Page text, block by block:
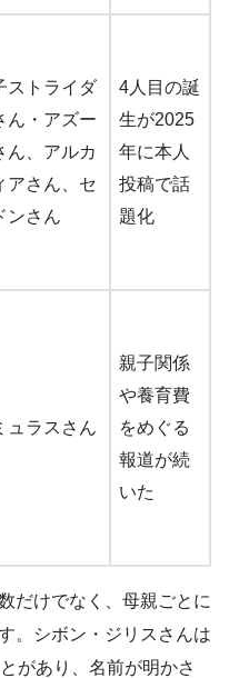
ストライダ
ん・アズー
ん、アルカ
アさん、セ
ンさん
4人目の誕
生が2025
年に本人
投稿で話
題化
ュラスさん
親子関係
や養育費
をめぐる
報道が続
いた
だけでなく、母親ごとに
。シボン・ジリスさんは
があり、名前が明かさ